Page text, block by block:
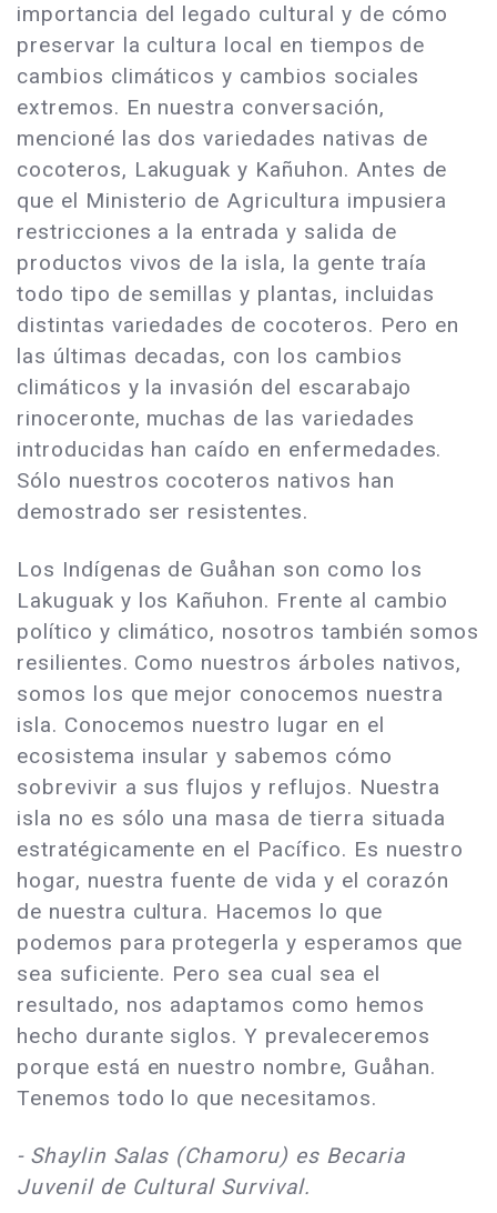
importancia del legado cultural y de cómo
preservar la cultura local en tiempos de
cambios climáticos y cambios sociales
extremos. En nuestra conversación,
mencioné las dos variedades nativas de
cocoteros, Lakuguak y Kañuhon. Antes de
que el Ministerio de Agricultura impusiera
restricciones a la entrada y salida de
productos vivos de la isla, la gente traía
todo tipo de semillas y plantas, incluidas
distintas variedades de cocoteros. Pero en
las últimas decadas, con los cambios
climáticos y la invasión del escarabajo
rinoceronte, muchas de las variedades
introducidas han caído en enfermedades.
Sólo nuestros cocoteros nativos han
demostrado ser resistentes.
Los Indígenas de Guåhan son como los
Lakuguak y los Kañuhon. Frente al cambio
político y climático, nosotros también somos
resilientes. Como nuestros árboles nativos,
somos los que mejor conocemos nuestra
isla. Conocemos nuestro lugar en el
ecosistema insular y sabemos cómo
sobrevivir a sus flujos y reflujos. Nuestra
isla no es sólo una masa de tierra situada
estratégicamente en el Pacífico. Es nuestro
hogar, nuestra fuente de vida y el corazón
de nuestra cultura. Hacemos lo que
podemos para protegerla y esperamos que
sea suficiente. Pero sea cual sea el
resultado, nos adaptamos como hemos
hecho durante siglos. Y prevaleceremos
porque está en nuestro nombre, Guåhan.
Tenemos todo lo que necesitamos.
- Shaylin Salas (Chamoru) es Becaria
Juvenil de Cultural Survival.